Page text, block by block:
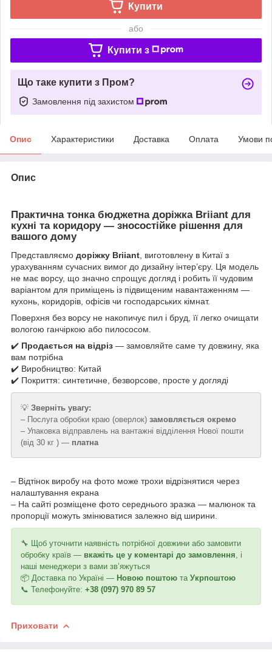
Купити
або
Купити з
Що таке купити з Пром?
Замовлення під захистом
Опис Характеристики Доставка Оплата Умови
Опис
Практична тонка бюджетна доріжка Briiant для
кухні та коридору — зносостійке рішення для
вашого дому
Представляємо доріжку Briiant , виготовлену в Китаї з
урахуванням сучасних вимог до дизайну інтер’єру. Ця модель
не має ворсу, що значно спрощує догляд і робить її чудовим
варіантом для приміщень із підвищеним навантаженням —
кухонь, коридорів, офісів чи господарських кімнат.
Поверхня без ворсу не накопичує пил і бруд, її легко очищати
вологою ганчіркою або пилососом.
✔️ Продається на відріз — замовляйте саме ту довжину, яка
вам потрібна
✔️ Виробництво: Китай
✔️ Покриття: синтетичне, безворсове, просте у догляді
💡 Зверніть увагу:
– Послуга обробки краю (оверлок) замовляється окремо
– Упаковка відправлень на вантажні відділення Нової пошти
(від 30 кг ) — платна
– Відтінок виробу на фото може трохи відрізнятися через
налаштування екрана
– На сайті розміщене фото середнього зразка — малюнок та
пропорції можуть змінюватися залежно від ширини.
🔧 Щоб уточнити наявність потрібної довжини або замовити
обробку країв — вкажіть це у коментарі до замовлення , і
наші менеджери з вами зв’яжуться
📦 Доставка по Україні — Новою поштою та Укрпоштою
📞 Телефонуйте: +38 (097) 970 89 57
Приховати